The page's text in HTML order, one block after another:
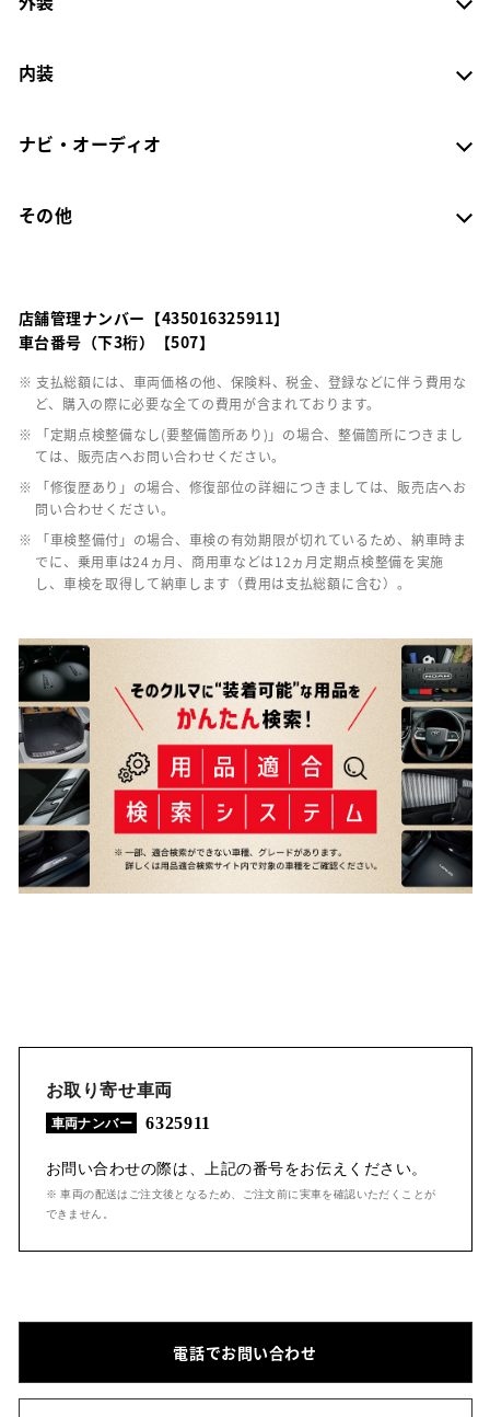
内装
ナビ・オーディオ
その他
店舗管理ナンバー【435016325911】
車台番号（下3桁）【507】
※ 支払総額には、車両価格の他、保険料、税金、登録などに伴う費用な
ど、購入の際に必要な全ての費用が含まれております。
※ 「定期点検整備なし(要整備箇所あり)」の場合、整備箇所につきまし
ては、販売店へお問い合わせください。
※ 「修復歴あり」の場合、修復部位の詳細につきましては、販売店へお
問い合わせください。
※ 「車検整備付」の場合、車検の有効期限が切れているため、納車時ま
でに、乗用車は24ヵ月、商用車などは12ヵ月定期点検整備を実施
し、車検を取得して納車します（費用は支払総額に含む）。
お取り寄せ車両
車両ナンバー 6325911
お問い合わせの際は、上記の番号をお伝えください。
※ 車両の配送はご注文後となるため、ご注文前に実車を確認いただくことが
できません。
電話でお問い合わせ